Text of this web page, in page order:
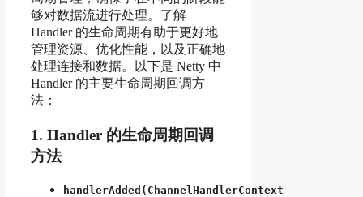
够对数据流进行处理。了解
Handler 的生命周期有助于更好地
管理资源、优化性能，以及正确地
处理连接和数据。以下是 Netty 中
Handler 的主要生命周期回调方
法：
1. Handler 的生命周期回调
方法
handlerAdded(ChannelHandlerContext